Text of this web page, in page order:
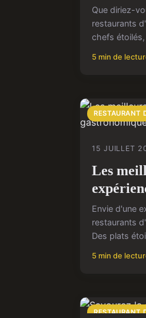
Que diriez-
restaurants
chefs
5 min de
RESTAURANT
15 JUILLET
Les
Envie d'une
restaurants
Des plats
5 min de
RESTAURANT